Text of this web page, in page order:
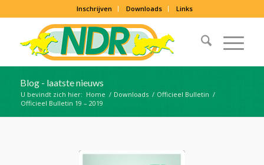
Inschrijven Downloads Links
Blog - laatste nieuws
U bevindt zich hier: Home / Downloads / Officieel Bulletin /
Officieel Bulletin 19 – 2019